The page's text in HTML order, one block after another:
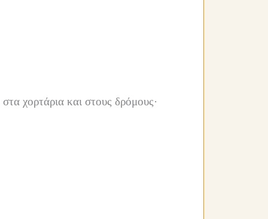
χορτάρια και στους δρόμους·